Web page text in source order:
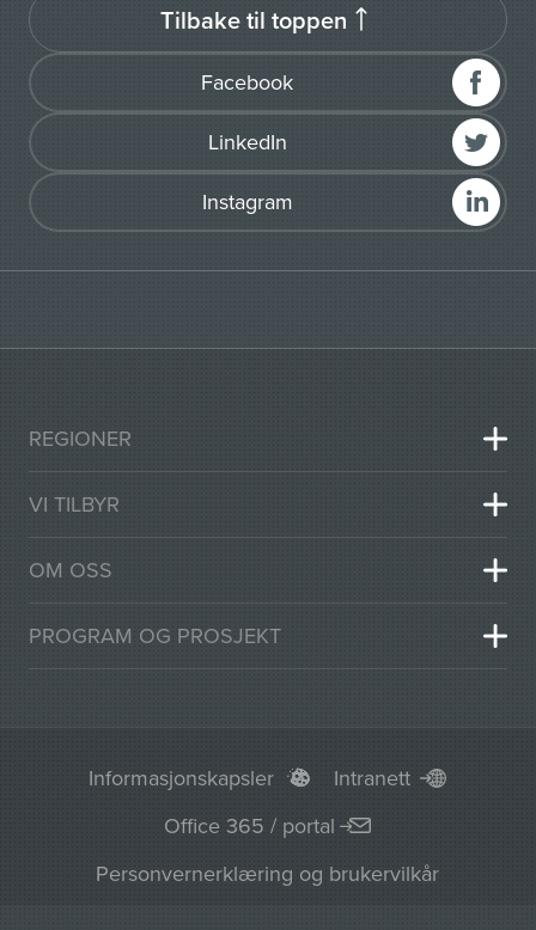
Facebook
LinkedIn
Instagram
Tilbake til toppen
REGIONER
VI TILBYR
OM OSS
PROGRAM OG PROSJEKT
Informasjonskapsler
Intranett
Office 365 / portal
Personvernerklæring og brukervilkår